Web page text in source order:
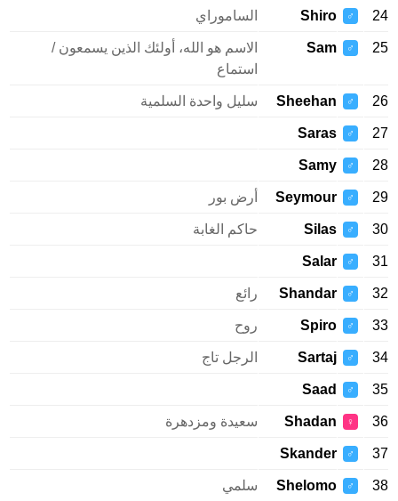
♂
Shiro الساموراي
♂
Sam
الاسم هو الله، أولئك الذين يسمعون /
استماع
♂
Sheehan سليل واحدة السلمية
♂
Saras
♂
Samy
♂
Seymour أرض بور
♂
Silas حاكم الغابة
♂
Salar
♂
Shandar رائع
♂
Spiro
♂
Sartaj الرجل تاج
♂
Saad
♀
Shadan سعيدة ومزدهرة
♂
Skander
♂
Shelomo سلمي